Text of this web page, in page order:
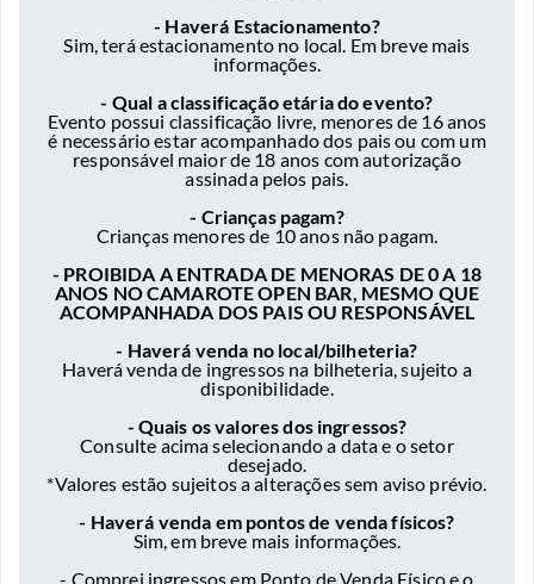
- Haverá Estacionamento?
Sim, terá estacionamento no local. Em breve mais
informações.
- Qual a classificação etária do evento?
Evento possui classificação livre, menores de 16 anos
é necessário estar acompanhado dos pais ou com um
responsável maior de 18 anos com autorização
assinada pelos pais.
- Crianças pagam?
Crianças menores de 10 anos não pagam.
- PROIBIDA A ENTRADA DE MENORAS DE 0 A 18
ANOS NO CAMAROTE OPEN BAR, MESMO QUE
ACOMPANHADA DOS PAIS OU RESPONSÁVEL
- Haverá venda no local/bilheteria?
Haverá venda de ingressos na bilheteria, sujeito a
disponibilidade.
- Quais os valores dos ingressos?
Consulte acima selecionando a data e o setor
desejado.
*Valores estão sujeitos a alterações sem aviso prévio.
- Haverá venda em pontos de venda físicos?
Sim, em breve mais informações.
- Comprei ingressos em Ponto de Venda Físico e o